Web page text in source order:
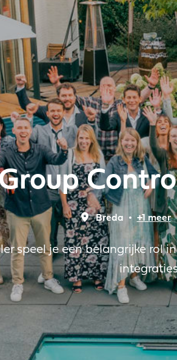
Breda • +1 meer
speel je een belangrijke rol